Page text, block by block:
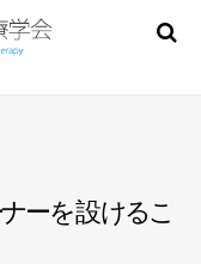
ナーを設けるこ